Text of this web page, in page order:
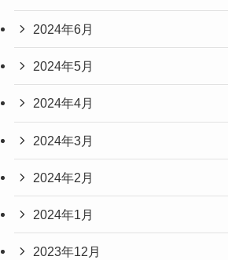
2024年6月
2024年5月
2024年4月
2024年3月
2024年2月
2024年1月
2023年12月